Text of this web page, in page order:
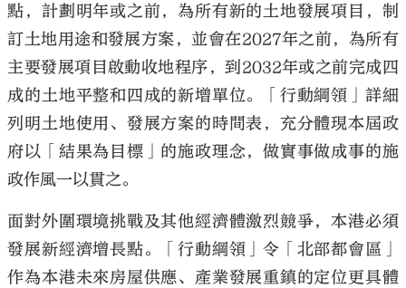
點，計劃明年或之前，為所有新的土地發展項目，制
訂土地用途和發展方案，並會在2027年之前，為所有
主要發展項目啟動收地程序，到2032年或之前完成四
成的土地平整和四成的新增單位。「行動綱領」詳細
列明土地使用、發展方案的時間表，充分體現本屆政
府以「結果為目標」的施政理念，做實事做成事的施
政作風一以貫之。
面對外圍環境挑戰及其他經濟體激烈競爭，本港必須
發展新經濟增長點。「行動綱領」令「北部都會區」
作為本港未來房屋供應、產業發展重鎮的定位更具體